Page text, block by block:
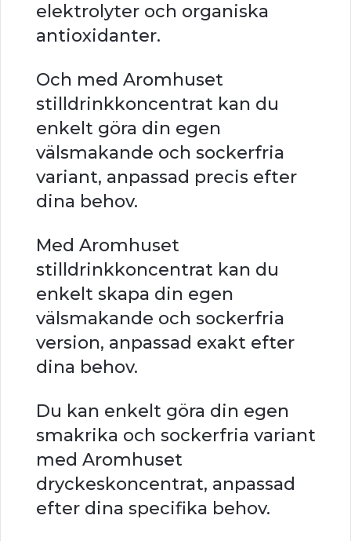
elektrolyter och organiska
antioxidanter.
Och med Aromhuset
stilldrinkkoncentrat kan du
enkelt göra din egen
välsmakande och sockerfria
variant, anpassad precis efter
dina behov.
Med Aromhuset
stilldrinkkoncentrat kan du
enkelt skapa din egen
välsmakande och sockerfria
version, anpassad exakt efter
dina behov.
Du kan enkelt göra din egen
smakrika och sockerfria variant
med Aromhuset
dryckeskoncentrat, anpassad
efter dina specifika behov.